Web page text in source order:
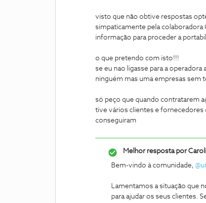
visto que não obtive respostas
simpaticamente pela colaboradora
informação para proceder a
o que pretendo com isto!!!
se eu nao ligasse para a
ninguém mas uma empresas sem
só peço que quando contratarem
tive vários clientes e fornecedores
conseguiram
Melhor resposta por
Bem-vindo à comunidade,
Lamentamos a situação que
para ajudar os seus clientes.